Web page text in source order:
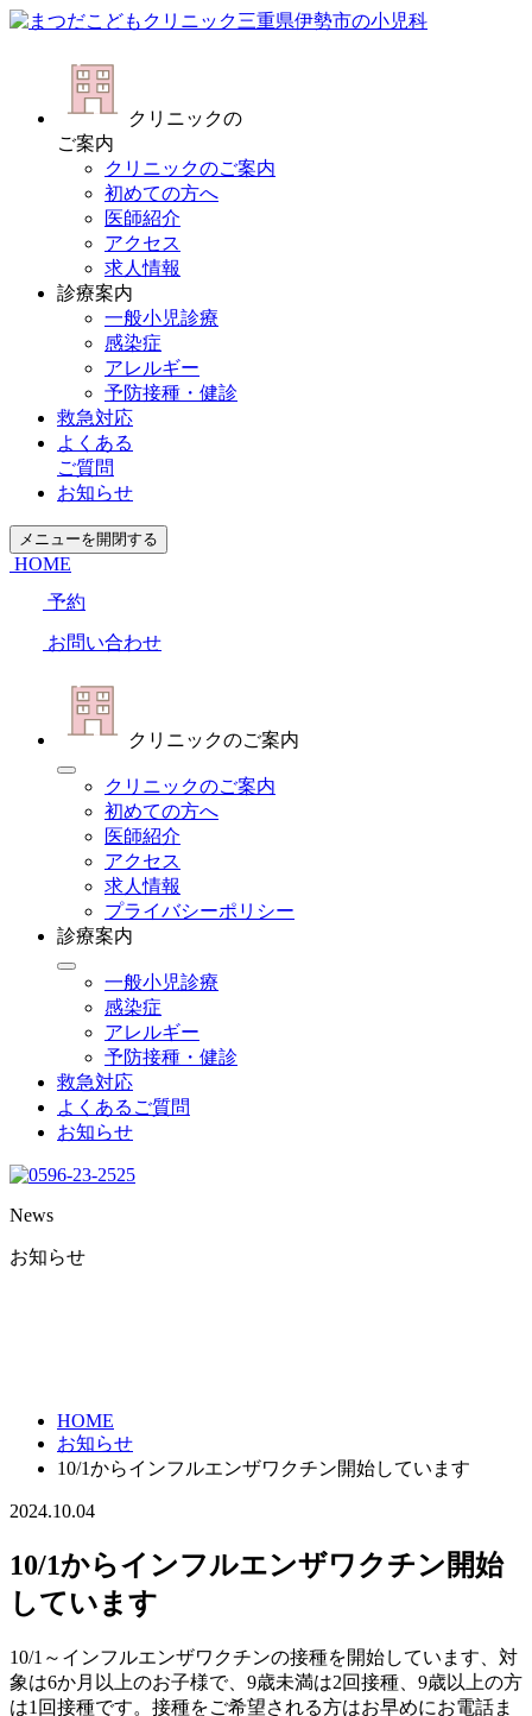
クリニックの
ご案内
クリニックのご案内
初めての方へ
医師紹介
アクセス
求人情報
診療案内
一般小児診療
感染症
アレルギー
予防接種・健診
救急対応
よくある
ご質問
お知らせ
メニューを開閉する
HOME
予約
お問い合わせ
クリニックのご案内
クリニックのご案内
初めての方へ
医師紹介
アクセス
求人情報
プライバシーポリシー
診療案内
一般小児診療
感染症
アレルギー
予防接種・健診
救急対応
よくあるご質問
お知らせ
News
お知らせ
HOME
お知らせ
10/1からインフルエンザワクチン開始しています
2024.10.04
10/1からインフルエンザワクチン開始
しています
10/1～インフルエンザワクチンの接種を開始しています、対
象は6か月以上のお子様で、9歳未満は2回接種、9歳以上の方
は1回接種です。接種をご希望される方はお早めにお電話ま